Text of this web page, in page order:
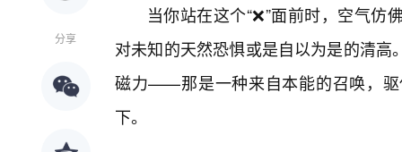
分享
当你站在这个“❌”面前时，空气
对未知的天然恐惧或是自以为是的清
磁力——那是一种来自本能的召唤，
下。